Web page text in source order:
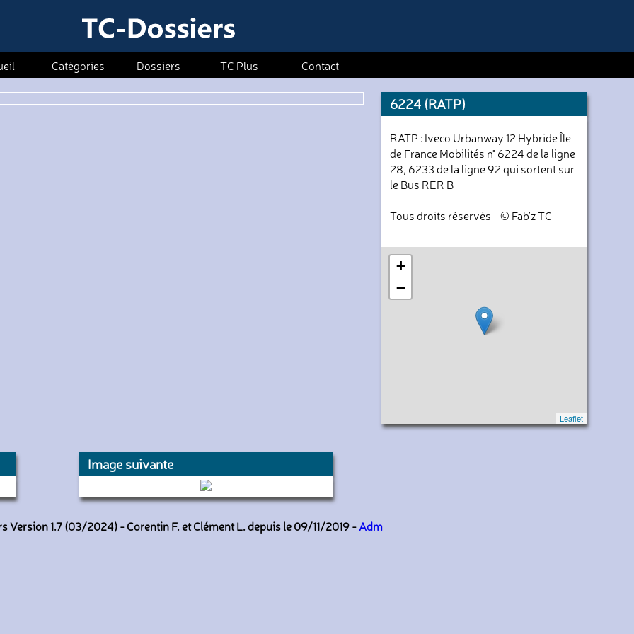
Catégories Dossiers TC Plus Contact
6224 (RATP)
RATP : Iveco Urbanway 12 Hybride Île
de France Mobilités n° 6224 de la ligne
28, 6233 de la ligne 92 qui sortent sur
le Bus RER B
Tous droits réservés - © Fab'z TC
+
−
Leaflet
Image suivante
6245 (RATP)
Version 1.7 (03/2024) - Corentin F. et Clément L. depuis le 09/11/2019 -Adm